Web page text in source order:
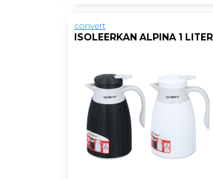
convert
ISOLEERKAN ALPINA 1 LITER